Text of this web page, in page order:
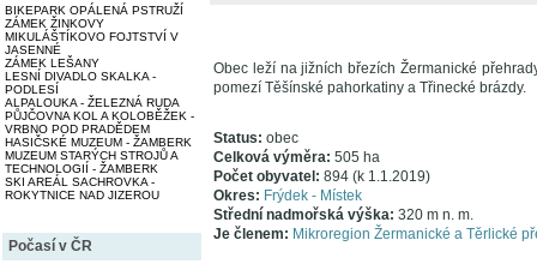
BIKEPARK OPÁLENÁ PSTRUŽÍ
ZÁMEK ŽINKOVY
MIKULÁŠTÍKOVO FOJTSTVÍ V
JASENNÉ
ZÁMEK LEŠANY
LESNÍ DIVADLO SKALKA -
PODLESÍ
ALPALOUKA - ŽELEZNÁ RUDA
PŮJČOVNA KOL A KOLOBĚŽEK -
VRBNO POD PRADĚDEM
HASIČSKÉ MUZEUM - ŽAMBERK
MUZEUM STARÝCH STROJŮ A
TECHNOLOGIÍ - ŽAMBERK
SKI AREÁL SACHROVKA -
ROKYTNICE NAD JIZEROU
Počasí v ČR
Obec leží na jižních březích Žermanické
pomezí Těšínské pahorkatiny a Třinecké brázdy.
Status: obec
Celková výměra: 505 ha
Počet obyvatel: 894 (k 1.1.2019)
Okres: Frýdek - Místek
Střední nadmořská výška: 320 m n. m.
Je členem: Mikroregion Žermanické a Těrlické